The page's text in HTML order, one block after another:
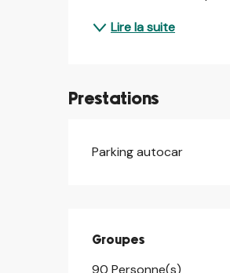
Lire la suite
Prestations
Parking autocar
Groupes
Groupes
90 Personne(s)